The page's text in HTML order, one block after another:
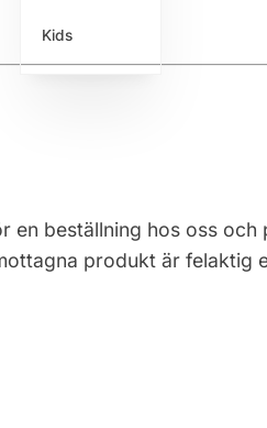
Kids
beställning hos oss
produkt är felaktig